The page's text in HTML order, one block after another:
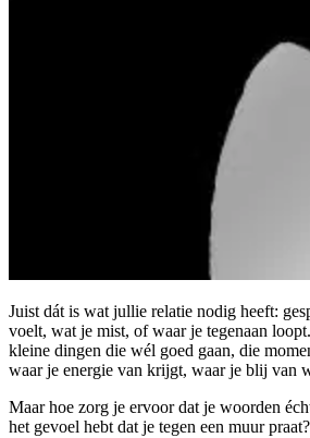
Juist dát is wat jullie relatie nodig heeft:
voelt, wat je mist, of waar je tegenaan
kleine dingen die wél goed gaan, die
waar je energie van krijgt, waar je blij van
Maar hoe zorg je ervoor dat je woorden
het gevoel hebt dat je tegen een muur